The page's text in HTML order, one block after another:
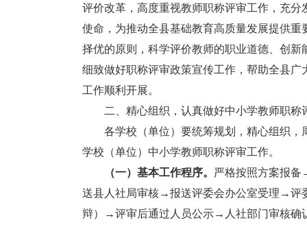
评价改革，高度重视教师职称评审工作，充
使命，为推动全县基础教育高质量发展提供
择优的原则，科学评价教师的职业道德、创
细致做好职称评审政策宣传工作，帮助全县
工作顺利开展。
二、精心组织，认真做好中小学教师职称
各学校（单位）要统筹规划，精心组织，
学校（单位）中小学教师职称评审工作。
（一）基本工作程序。 严格按照方案报
送县人社局审核→报送评委会办公室受理→评
辩）→评审后通过人员公示→人社部门审核确